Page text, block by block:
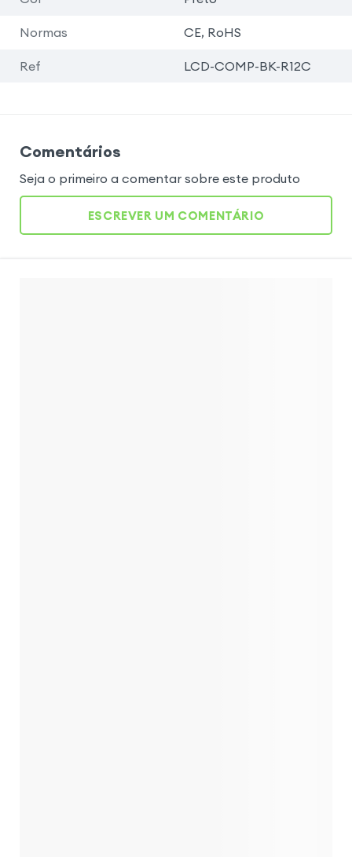
Normas CE, RoHS
Ref LCD-COMP-BK-R12C
Comentários
Seja o primeiro a comentar sobre este produto
ESCREVER UM COMENTÁRIO